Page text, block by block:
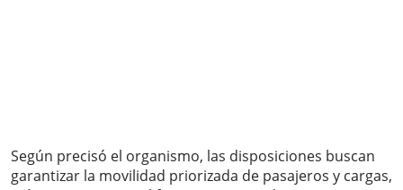
Según precisó el organismo, las disposiciones buscan
garantizar la movilidad priorizada de pasajeros y cargas,